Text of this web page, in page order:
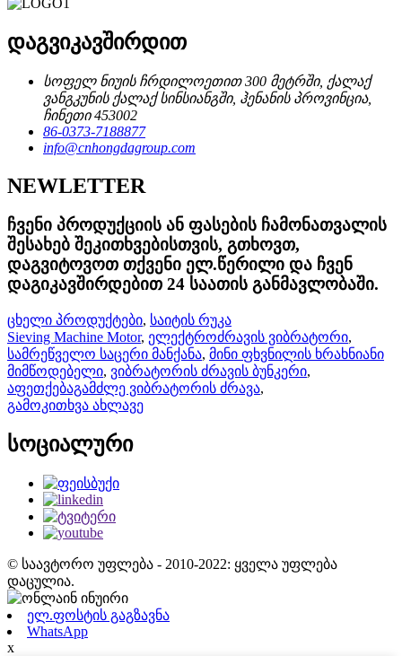
დაგვიკავშირდით
სოფელ ნიუის ჩრდილოეთით 300 მეტრში, ქალაქ
ვანგკუნის ქალაქ სინსიანგში, ჰენანის პროვინცია,
ჩინეთი 453002
86-0373-7188877
info@cnhongdagroup.com
NEWLETTER
ჩვენი პროდუქციის ან ფასების ჩამონათვალის
შესახებ შეკითხვებისთვის, გთხოვთ,
დაგვიტოვოთ თქვენი ელ.წერილი და ჩვენ
დაგიკავშირდებით 24 საათის განმავლობაში.
ცხელი პროდუქტები, საიტის რუკა
Sieving Machine Motor, ელექტროძრავის ვიბრატორი,
სამრეწველო საცერი მანქანა, მინი ფხვნილის ხრახნიანი
მიმწოდებელი, ვიბრატორის ძრავის ბუნკერი,
აფეთქებაგამძლე ვიბრატორის ძრავა,
გამოკითხვა ახლავე
სოციალური
© საავტორო უფლება - 2010-2022: ყველა უფლება
დაცულია.
ელ.ფოსტის გაგზავნა
WhatsApp
x